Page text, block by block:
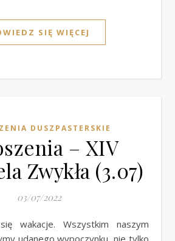
SIĘ WIĘCEJ
DUSZPASTERSKIE
– XIV
Zwykła (3.07)
03/07/2022
udanego wypoczynku, nie tylko